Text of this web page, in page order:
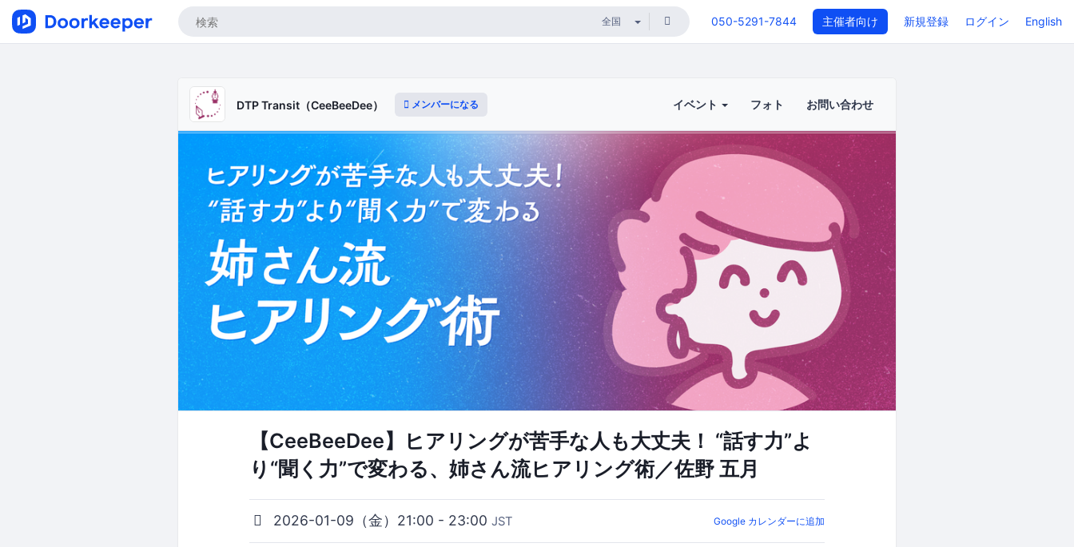
050-5291-7844 主催者向け 新規登録 ログイン English
DTP Transit（CeeBeeDee） メンバーになる イベント フォト お問い合わせ
【CeeBeeDee】ヒアリングが苦手な人も大丈夫！ “話す力”よ
り“聞く力”で変わる、姉さん流ヒアリング術／佐野 五月
2026-01-09（金）21:00 - 23:00 JST Google カレンダーに追加